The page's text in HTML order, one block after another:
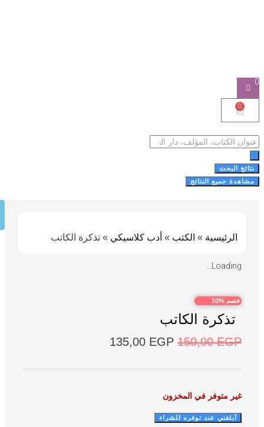
0
0
نتائج البحث
مشاهدة جميع النتائج
الرئيسية » الكتب » أدب كلاسيكي » تذكرة الكاتب
Loading...
خصم %10
تذكرة الكاتب
150,00EGP
135,00 EGP
غير متوفر في المخزون